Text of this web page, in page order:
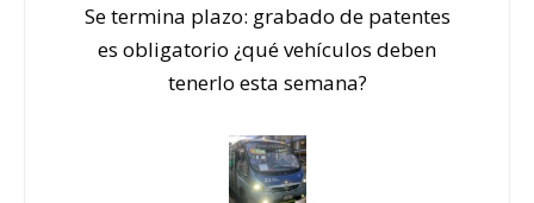
Se termina plazo: grabado de patentes
es obligatorio ¿qué vehículos deben
tenerlo esta semana?